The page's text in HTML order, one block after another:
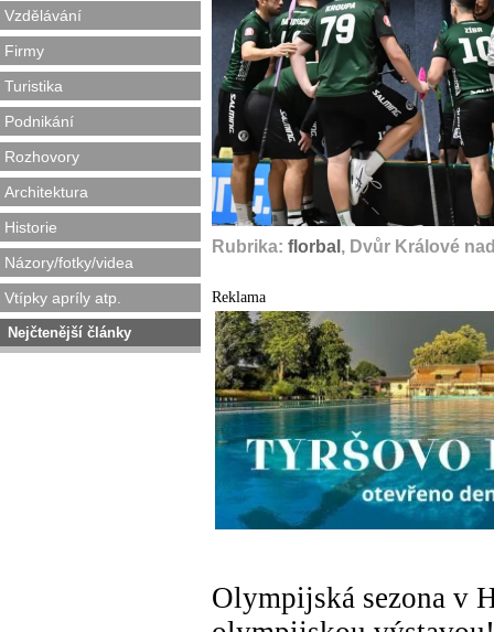
Vzdělávání
Firmy
Turistika
Podnikání
Rozhovory
Architektura
Historie
Názory/fotky/videa
Vtípky apríly atp.
Nejčtenější články
Rubrika: florbal , Dvůr Králové
Reklama
Olympijská sezona v